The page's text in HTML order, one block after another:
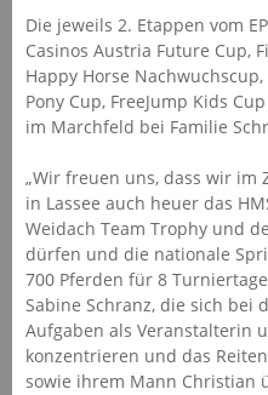
Die jeweils 2. Etappen vom
Casinos Austria Future Cup,
Happy Horse
Pony Cup, FreeJump Kids
im Marchfeld bei Familie
„Wir freuen uns, dass wir im
in Lassee auch heuer das
Weidach Team Trophy und
dürfen und die nationale
700 Pferden für 8
Sabine Schranz, die sich bei
Aufgaben als Veranstalterin
konzentrieren und das
sowie ihrem Mann Christian